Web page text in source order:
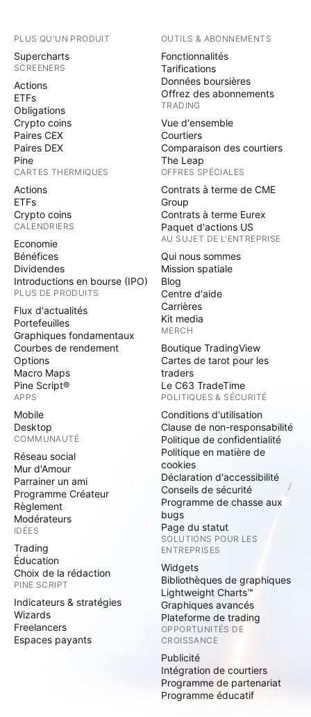
PLUS QU'UN PRODUIT
Supercharts
SCREENERS
Actions
ETFs
Obligations
Crypto coins
Paires CEX
Paires DEX
Pine
CARTES THERMIQUES
Actions
ETFs
Crypto coins
CALENDRIERS
Economie
Bénéfices
Dividendes
Introductions en bourse (IPO)
PLUS DE PRODUITS
Flux d'actualités
Portefeuilles
Graphiques fondamentaux
Courbes de rendement
Options
Macro Maps
Pine Script®
APPS
Mobile
Desktop
COMMUNAUTÉ
Réseau social
Mur d'Amour
Parrainer un ami
Programme Créateur
Règlement
Modérateurs
IDÉES
Trading
Éducation
Choix de la rédaction
PINE SCRIPT
Indicateurs & stratégies
Wizards
Freelancers
Espaces payants
OUTILS & ABONNEMENTS
Fonctionnalités
Tarifications
Données boursières
Offrez des abonnements
TRADING
Vue d'ensemble
Courtiers
Comparaison des courtiers
The Leap
OFFRES SPÉCIALES
Contrats à terme de CME
Group
Contrats à terme Eurex
Paquet d'actions US
AU SUJET DE L'ENTREPRISE
Qui nous sommes
Mission spatiale
Blog
Centre d'aide
Carrières
Kit media
MERCH
Boutique TradingView
Cartes de tarot pour les
traders
Le C63 TradeTime
POLITIQUES & SÉCURITÉ
Conditions d'utilisation
Clause de non-responsabilité
Politique de confidentialité
Politique en matière de
cookies
Déclaration d'accessibilité
Conseils de sécurité
Programme de chasse aux
bugs
Page du statut
SOLUTIONS POUR LES
ENTREPRISES
Widgets
Bibliothèques de graphiques
Lightweight Charts™
Graphiques avancés
Plateforme de trading
OPPORTUNITÉS DE
CROISSANCE
Publicité
Intégration de courtiers
Programme de partenariat
Programme éducatif